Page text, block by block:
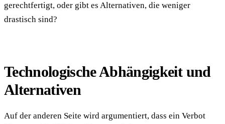
gerechtfertigt, oder gibt es Alternativen, die weniger
drastisch sind?
Technologische Abhängigkeit und
Alternativen
Auf der anderen Seite wird argumentiert, dass ein Verbot